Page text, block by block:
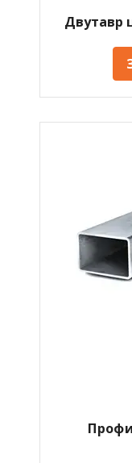
Двутавр